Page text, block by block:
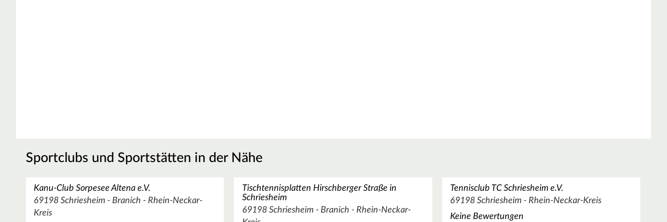
Sportclubs und Sportstätten in der Nähe
Kanu-Club Sorpesee Altena e.V.
69198 Schriesheim - Branich - Rhein-Neckar-
Kreis
Tischtennisplatten Hirschberger Straße in
Schriesheim
69198 Schriesheim - Branich - Rhein-Neckar-
Tennisclub TC Schriesheim e.V.
69198 Schriesheim - Rhein-Neckar-Kreis
Keine Bewertungen